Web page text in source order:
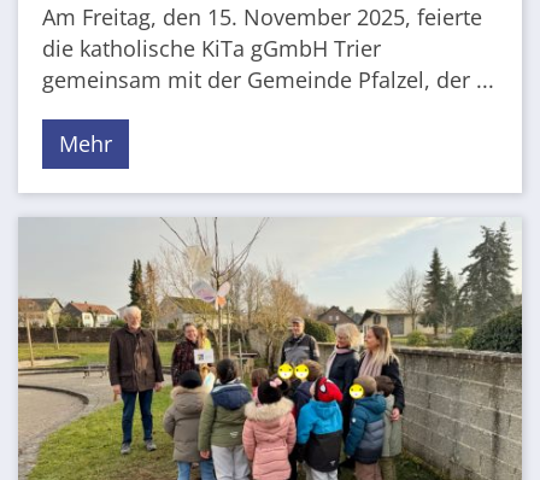
Am Freitag, den 15. November 2025, feierte
die katholische KiTa gGmbH Trier
gemeinsam mit der Gemeinde Pfalzel, der ...
Mehr